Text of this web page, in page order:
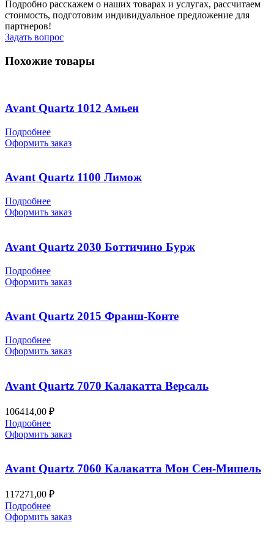
Подробно расскажем о наших товарах и услугах, рассчитаем
стоимость, подготовим индивидуальное предложение для
партнеров!
Задать вопрос
Похожие товары
Avant Quartz 1012 Амьен
Подробнее
Оформить заказ
Avant Quartz 1100 Лимож
Подробнее
Оформить заказ
Avant Quartz 2030 Боттичино Бурж
Подробнее
Оформить заказ
Avant Quartz 2015 Франш-Конте
Подробнее
Оформить заказ
Avant Quartz 7070 Калакатта Версаль
106414,00 ₽
Подробнее
Оформить заказ
Avant Quartz 7060 Калакатта Мон Сен-Мишель
117271,00 ₽
Подробнее
Оформить заказ